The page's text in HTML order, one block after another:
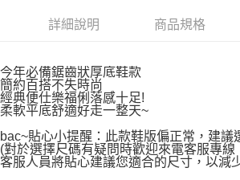
詳細說明 商品規格
今年必備鋸齒狀厚底鞋款
簡約百搭不失時尚
經典便仕樂福俐落感十足!
柔軟平底舒適好走一整天~
bac~貼心小提醒：此款鞋版偏正常，建議
(對於選擇尺碼有疑問時歡迎來電客服專線
客服人員將貼心建議您適合的尺寸，以減